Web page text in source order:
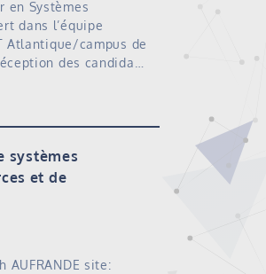
en Systèmes
dans l’équipe
Atlantique/campus de
des candida…
systèmes
et de
site: